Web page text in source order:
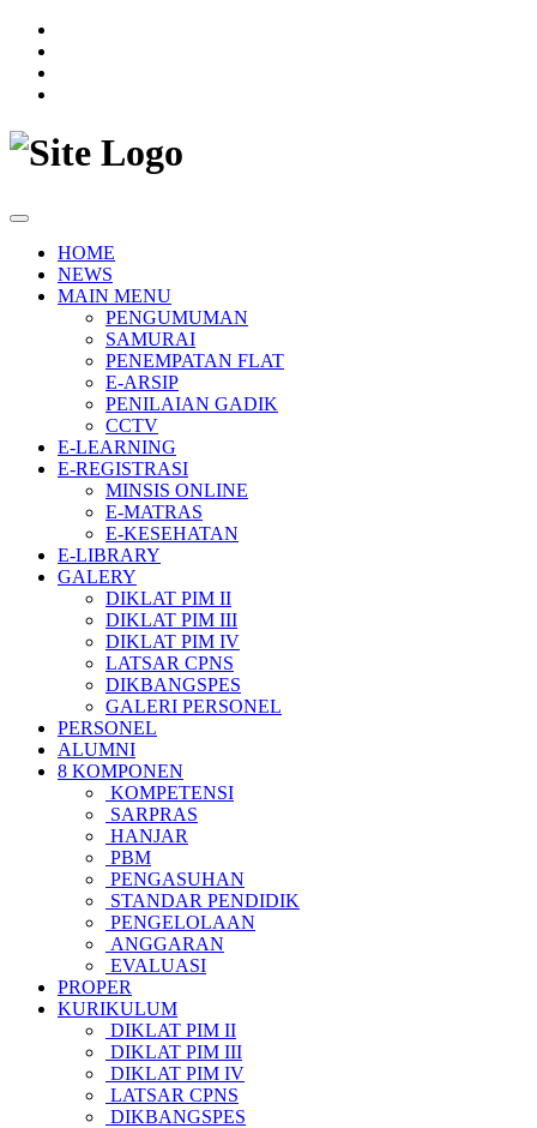
HOME
NEWS
MAIN MENU
PENGUMUMAN
SAMURAI
PENEMPATAN FLAT
E-ARSIP
PENILAIAN GADIK
CCTV
E-LEARNING
E-REGISTRASI
MINSIS ONLINE
E-MATRAS
E-KESEHATAN
E-LIBRARY
GALERY
DIKLAT PIM II
DIKLAT PIM III
DIKLAT PIM IV
LATSAR CPNS
DIKBANGSPES
GALERI PERSONEL
PERSONEL
ALUMNI
8 KOMPONEN
KOMPETENSI
SARPRAS
HANJAR
PBM
PENGASUHAN
STANDAR PENDIDIK
PENGELOLAAN
ANGGARAN
EVALUASI
PROPER
KURIKULUM
DIKLAT PIM II
DIKLAT PIM III
DIKLAT PIM IV
LATSAR CPNS
DIKBANGSPES